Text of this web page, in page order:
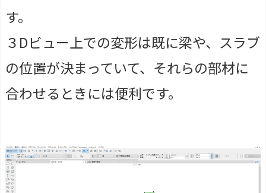
す。
３Dビュー上での変形は既に梁や、スラブ
の位置が決まっていて、それらの部材に
合わせるときには便利です。